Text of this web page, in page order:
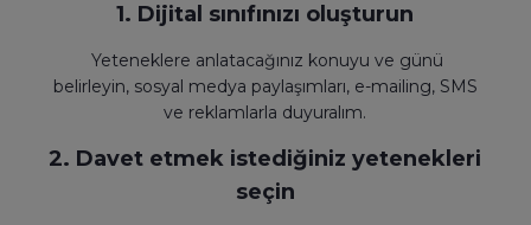
1. Dijital sınıfınızı oluşturun
Yeteneklere anlatacağınız konuyu ve günü
belirleyin, sosyal medya paylaşımları, e-mailing, SMS
ve reklamlarla duyuralım.
2. Davet etmek istediğiniz yetenekleri
seçin